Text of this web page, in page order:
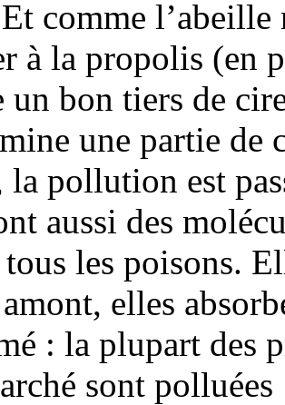
comme
à la propolis (en
un bon tiers de
une partie de
la pollution est
aussi des
les poisons.
elles
: la plupart des
sont polluées